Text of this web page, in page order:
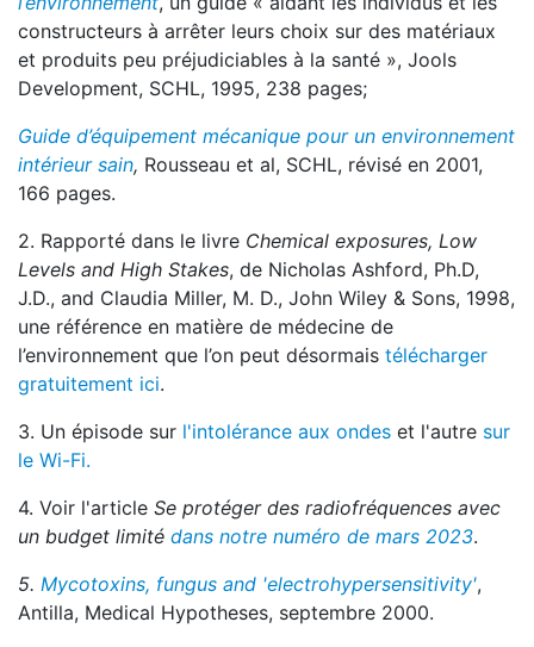
constructeurs à arrêter leurs choix sur des matériaux
et produits peu préjudiciables à la santé », Jools
Development, SCHL, 1995, 238 pages;
Guide d’équipement mécanique pour un environnement
intérieur sain, Rousseau et al, SCHL, révisé en 2001,
166 pages.
2. Rapporté dans le livre Chemical exposures, Low
Levels and High Stakes, de Nicholas Ashford, Ph.D,
J.D., and Claudia Miller, M. D., John Wiley & Sons, 1998,
une référence en matière de médecine de
l’environnement que l’on peut désormais télécharger
gratuitement ici.
3. Un épisode sur l'intolérance aux ondes et l'autre sur
le Wi-Fi.
4. Voir l'article Se protéger des radiofréquences avec
un budget limité dans notre numéro de mars 2023.
5. Mycotoxins, fungus and 'electrohypersensitivity',
Antilla, Medical Hypotheses, septembre 2000.